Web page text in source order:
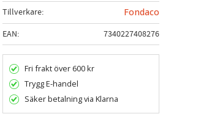
Tillverkare
Fondaco
EAN
7340227408276
Fri frakt över 600 kr
Trygg E-handel
Säker betalning via Klarna